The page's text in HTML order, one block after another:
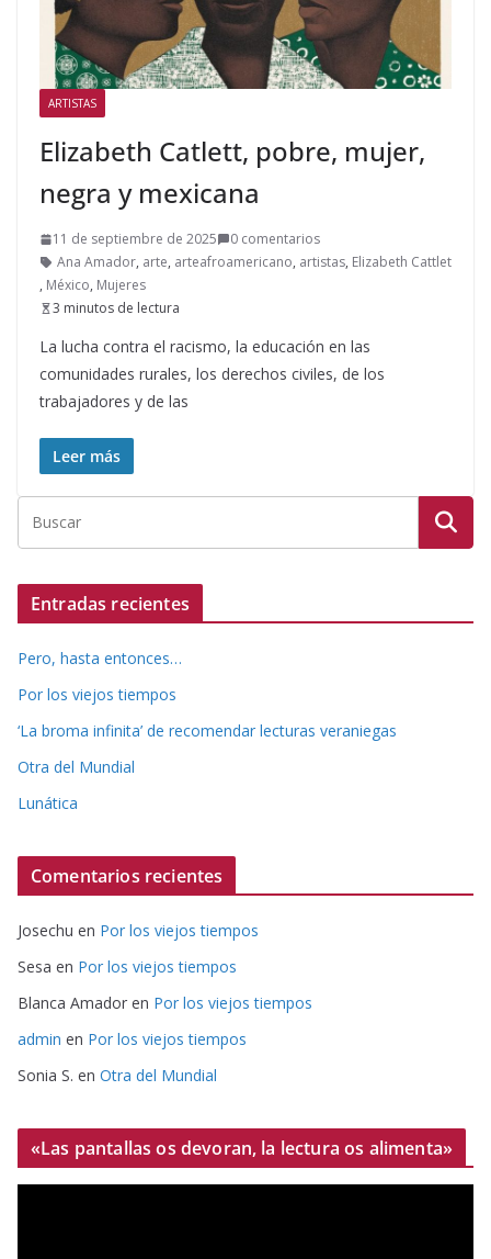
ARTISTAS
Elizabeth Catlett, pobre, mujer,
negra y mexicana
11 de septiembre de 2025
0 comentarios
Ana Amador, arte, arteafroamericano, artistas, Elizabeth Cattlet
, México, Mujeres
3 minutos de lectura
La lucha contra el racismo, la educación en las
comunidades rurales, los derechos civiles, de los
trabajadores y de las
Leer más
Entradas recientes
Pero, hasta entonces…
Por los viejos tiempos
‘La broma infinita’ de recomendar lecturas veraniegas
Otra del Mundial
Lunática
Comentarios recientes
Josechu en Por los viejos tiempos
Sesa en Por los viejos tiempos
Blanca Amador en Por los viejos tiempos
admin en Por los viejos tiempos
Sonia S. en Otra del Mundial
«Las pantallas os devoran, la lectura os alimenta»